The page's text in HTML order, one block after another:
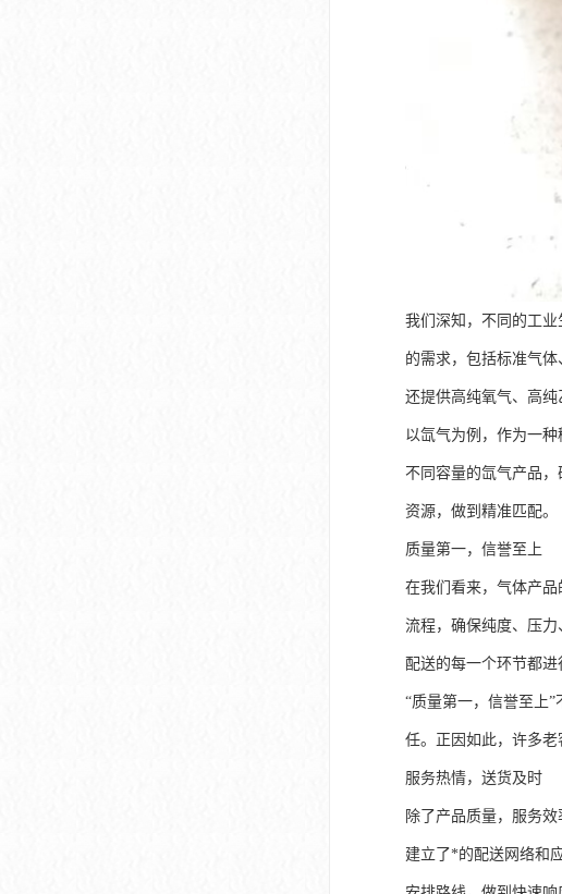
我们深知，不同的工
的需求，包括标准气
还提供高纯氧气、高纯
以氙气为例，作为一
不同容量的氙气产品
资源，做到精准匹配。
质量第一，信誉至上
在我们看来，气体产
流程，确保纯度、压
配送的每一个环节都进
“质量第一，信誉至上
任。正因如此，许多
服务热情，送货及时
除了产品质量，服务
建立了*的配送网络和